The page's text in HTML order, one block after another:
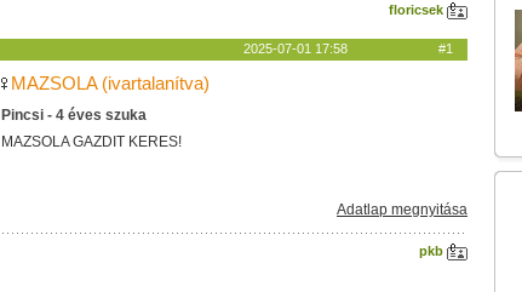
floricsek
2025-07-01 17:58 #1
MAZSOLA (ivartalanítva)
Pincsi - 4 éves szuka
MAZSOLA GAZDIT KERES!
Adatlap megnyitása
pkb